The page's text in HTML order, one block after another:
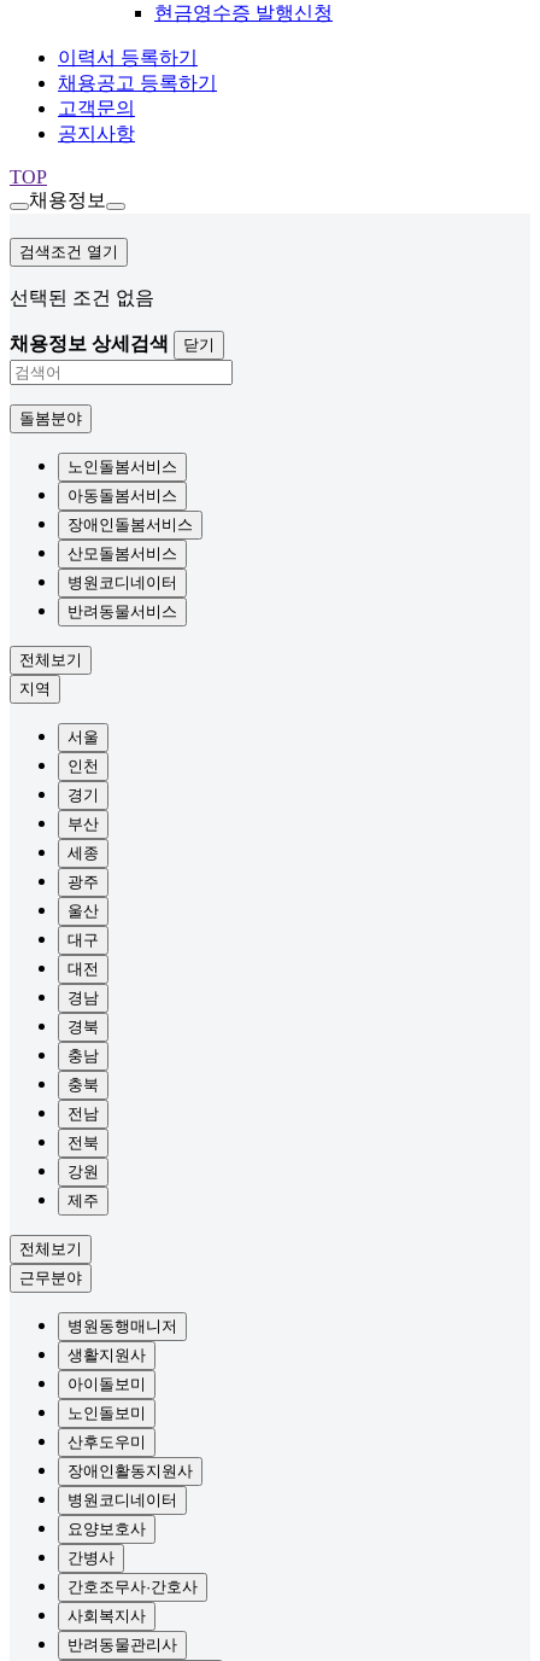
현금영수증 발행신청
이력서 등록하기
채용공고 등록하기
고객문의
공지사항
TOP
채용정보
검색조건 열기
선택된 조건 없음
채용정보 상세검색 닫기
돌봄분야
노인돌봄서비스
아동돌봄서비스
장애인돌봄서비스
산모돌봄서비스
병원코디네이터
반려동물서비스
전체보기
지역
서울
인천
경기
부산
세종
광주
울산
대구
대전
경남
경북
충남
충북
전남
전북
강원
제주
전체보기
근무분야
병원동행매니저
생활지원사
아이돌보미
노인돌보미
산후도우미
장애인활동지원사
병원코디네이터
요양보호사
간병사
간호조무사·간호사
사회복지사
반려동물관리사